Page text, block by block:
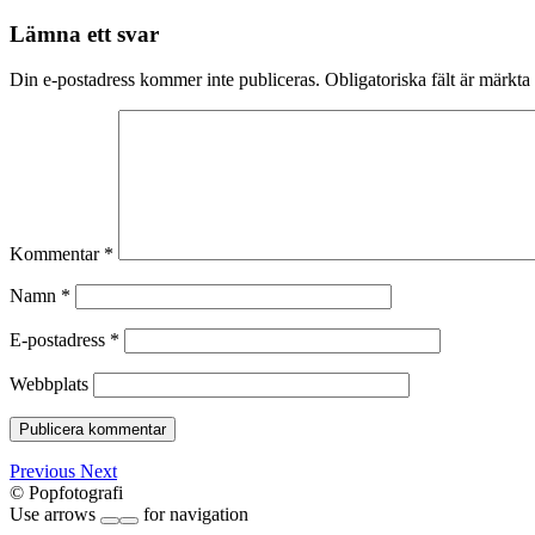
Lämna ett svar
Din e-postadress kommer inte publiceras. Obligatoriska fält är märkta
Kommentar *
Namn *
E-postadress *
Webbplats
Previous Next
© Popfotografi
Use arrows
for navigation